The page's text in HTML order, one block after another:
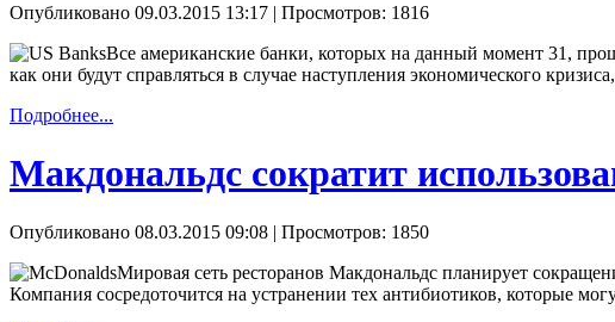
Опубликовано 09.03.2015 13:17 | Просмотров: 1816
Все американские банки, которых на данный момент 31,
как они будут справляться в случае наступления экономического
Подробнее...
Макдональдс сократит
Опубликовано 08.03.2015 09:08 | Просмотров: 1850
Мировая сеть ресторанов Макдональдс планирует
Компания сосредоточится на устранении тех антибиотиков, которые